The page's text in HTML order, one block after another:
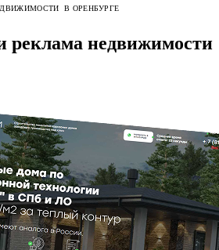
В ОРЕНБУРГЕ
реклама недвижимости